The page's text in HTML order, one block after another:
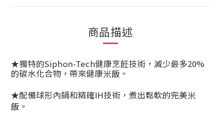
商品描述
★獨特的Siphon-Tech健康烹飪技術，減少最多20%
的碳水化合物，帶來健康米飯。
★配備球形內鍋和精確IH技術，煮出鬆軟的完美米
飯。